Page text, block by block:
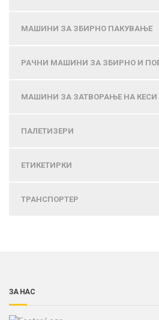
МАШИНИ ЗА ЗБИРНО ПАКУВАЊЕ
РАЧНИ МАШИНИ ЗА ЗБИРНО И
МАШИНИ ЗА ЗАТВОРАЊЕ НА КЕСИ
ПАЛЕТИЗЕРИ
ЕТИКЕТИРКИ
ТРАНСПОРТЕР
ЗА НАС